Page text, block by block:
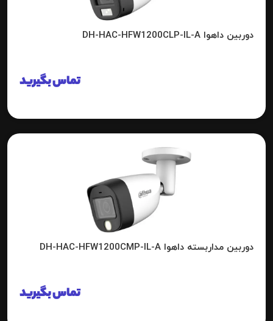
دوربین داهوا DH-HAC-HFW1200CLP-IL-A
تماس بگیرید
دوربین مداربسته داهوا DH-HAC-HFW1200CMP-IL-A
تماس بگیرید